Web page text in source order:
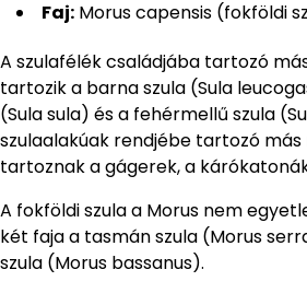
Faj: Morus capensis (fokföldi
A szulafélék családjába tartozó
tartozik a barna szula (Sula
(Sula sula) és a fehérmellű szula
szulaalakúak rendjébe tartozó
tartoznak a gágerek, a
A fokföldi szula a Morus nem
két faja a tasmán szula (Morus
szula (Morus bassanus).